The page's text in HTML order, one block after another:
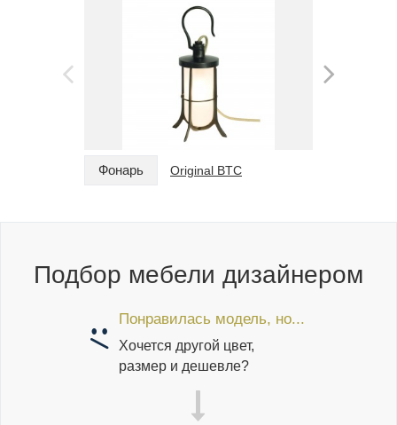
Фонарь Original BTC
Подбор мебели дизайнером
Понравилась модель, но...
Хочется другой цвет,
размер и дешевле?